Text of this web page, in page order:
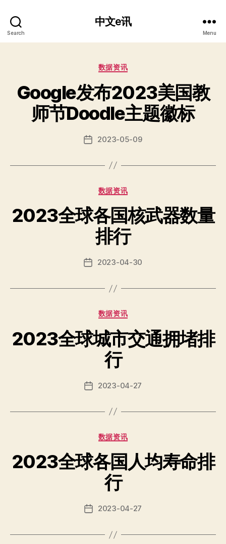
Search
中文e讯
Menu
Categories
数据资讯
Google发布2023美国教
师节Doodle主题徽标
Post2023-05-09
Categories
数据资讯
2023全球各国核武器数量
排行
Post2023-04-30
Categories
数据资讯
2023全球城市交通拥堵排
行
Post2023-04-27
Categories
数据资讯
2023全球各国人均寿命排
行
Post2023-04-27